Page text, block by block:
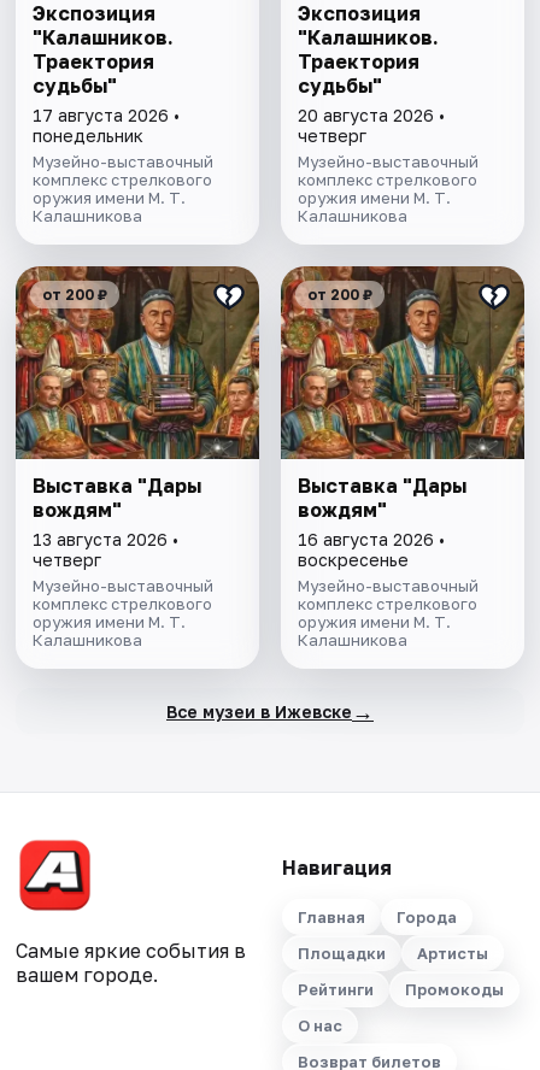
Экспозиция
"Калашников.
Траектория
судьбы"
17 августа 2026 •
понедельник
Музейно-выставочный
комплекс стрелкового
оружия имени М. Т.
Калашникова
Экспозиция
"Калашников.
Траектория
судьбы"
20 августа 2026 •
четверг
Музейно-выставочный
комплекс стрелкового
оружия имени М. Т.
Калашникова
от 200 ₽
Выставка "Дары
вождям"
13 августа 2026 •
четверг
Музейно-выставочный
комплекс стрелкового
оружия имени М. Т.
Калашникова
от 200 ₽
Выставка "Дары
вождям"
16 августа 2026 •
воскресенье
Музейно-выставочный
комплекс стрелкового
оружия имени М. Т.
Калашникова
Все музеи в Ижевске →
Самые яркие события в
вашем городе.
Навигация
Главная
Города
Площадки
Артисты
Рейтинги
Промокоды
О нас
Возврат билетов